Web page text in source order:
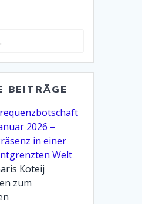
BEITRÄGE
2026 –
in einer
Welt
Koteij
zum